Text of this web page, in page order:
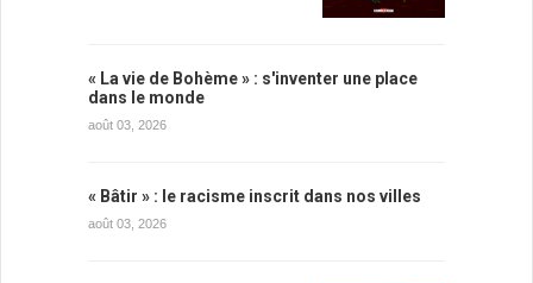
« La vie de Bohème » : s'inventer une place
dans le monde
août 03, 2026
« Bâtir » : le racisme inscrit dans nos villes
août 03, 2026